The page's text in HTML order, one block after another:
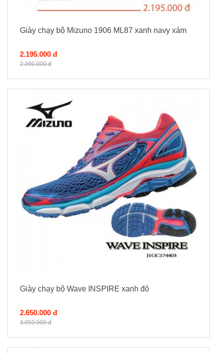
Giày chạy bộ Mizuno 1906 ML87 xanh navy xám
2.195.000 đ
2.390.000 đ
Giày chạy bộ Wave INSPIRE xanh đỏ
2.650.000 đ
3.050.000 đ